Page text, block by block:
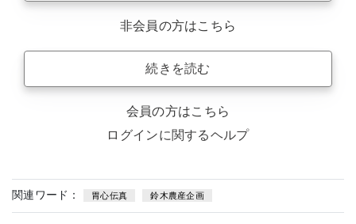
非会員の方はこちら
続きを読む
会員の方はこちら
ログインに関するヘルプ
関連ワード： 胃心伝真 鈴木農産企画